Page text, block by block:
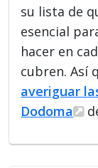
su lista de
esencial
hacer en
cubren. Así
averiguar
Dodoma